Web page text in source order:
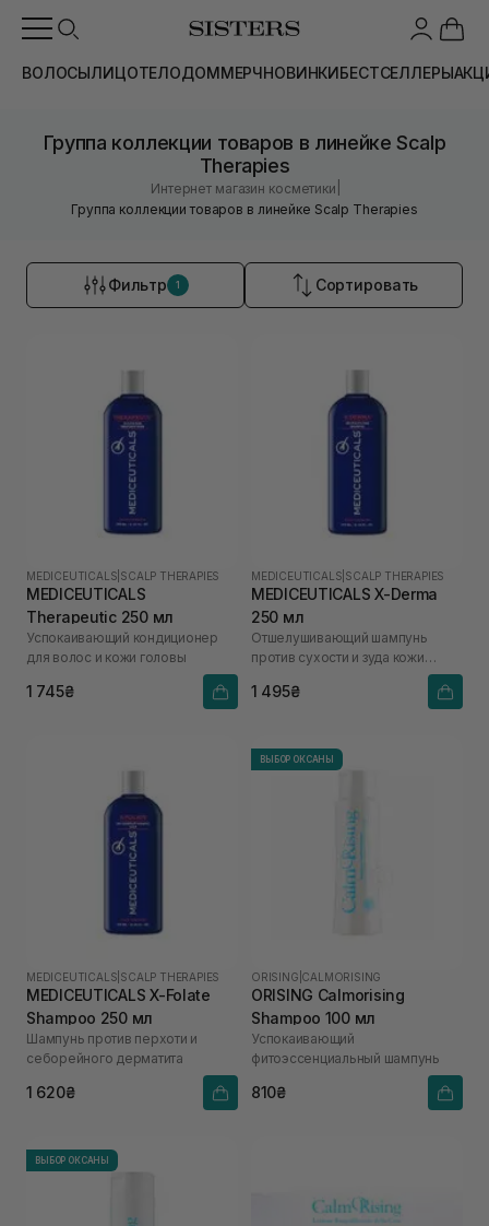
ВОЛОСЫЛИЦОТЕЛОДОММЕРЧНОВИНКИБЕСТСЕЛЛЕРЫ
Группа коллекции товаров в линейке Scalp
Therapies
Интернет магазин косметики
Группа коллекции товаров в линейке Scalp Therapies
Фильтр 1 Сортировать
MEDICEUTICALS SCALP THERAPIES
MEDICEUTICALS
Therapeutic 250 мл
Успокаивающий кондиционер
для волос и кожи головы
1 745₴
MEDICEUTICALS SCALP THERAPIES
MEDICEUTICALS X-Derma
250 мл
Отшелушивающий шампунь
против сухости и зуда кожи
чувствительной кожи головы
1 495₴
MEDICEUTICALS SCALP THERAPIES
MEDICEUTICALS X-Folate
Shampoo 250 мл
Шампунь против перхоти и
себорейного дерматита
1 620₴
ВЫБОР ОКСАНЫ
ORISING CALMORISING
ORISING Calmorising
Shampoo 100 мл
Успокаивающий
фитоэссенциальный шампунь
810₴
ВЫБОР ОКСАНЫ